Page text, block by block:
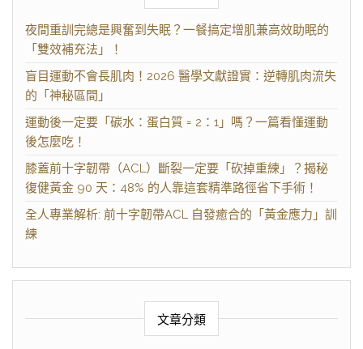
夜間重訓完總是興奮到失眠？一餐搞定增肌兼高效助眠的
「雙效補充法」！
盲目運動不會長肌肉！2026 醫學文獻證實：逆轉肌肉流失
的「神秘區間」
運動後一定要「碳水：蛋白質 = 2：1」嗎？一篇看懂運動
後怎麼吃！
膝蓋前十字韌帶（ACL）斷裂一定要「砍掉重練」？揭秘
復健黃金 90 天：48% 的人靠這套精準路徑省下手術！
全人專業解析: 前十字韌帶ACL 自發癒合的「黃金應力」訓
練
文章分類